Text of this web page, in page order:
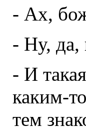
- Ах,
- Ну, да,
- И
каким-
тем